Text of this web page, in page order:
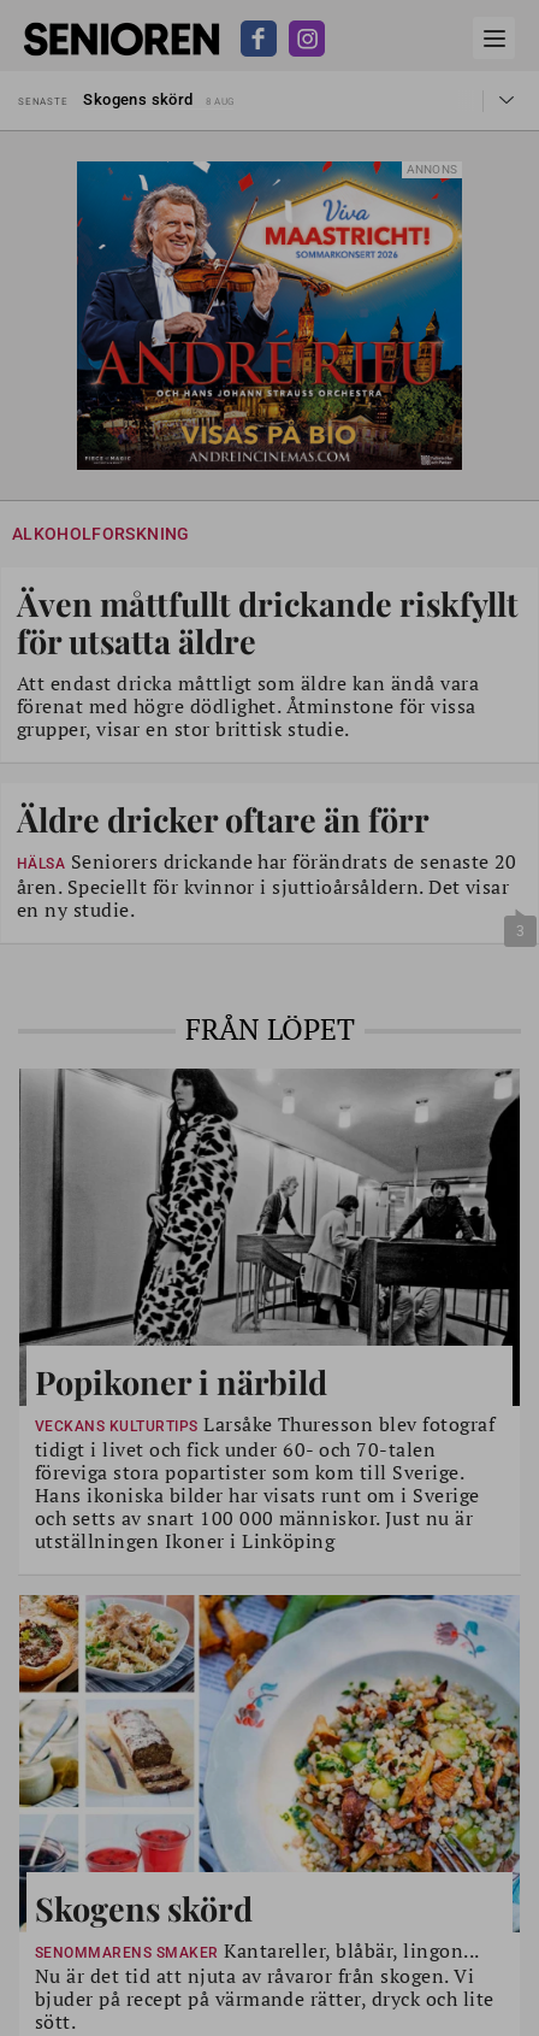
SENASTE
Skogens skörd
8 AUG
Kravet: Nu måste 65-årsgränsen bort
30 JUL
Dom öppnar för rätt till garantipension
30 JUL
Snart kan telefonförsäljning förbjudas i Sverige
Hyror rusar ifrån äldres bostadstillägg
28 JUL
Skogens skörd 8 AUG
ANNONS
ALKOHOLFORSKNING
Även måttfullt drickande riskfyllt
för utsatta äldre
Att endast dricka måttligt som äldre kan ändå vara
förenat med högre dödlighet. Åtminstone för vissa
grupper, visar en stor brittisk studie.
Äldre dricker oftare än förr
HÄLSA Seniorers drickande har förändrats de senaste 20
åren. Speciellt för kvinnor i sjuttioårsåldern. Det visar
en ny studie.
3
FRÅN LÖPET
Popikoner i närbild
VECKANS KULTURTIPS Larsåke Thuresson blev fotograf
tidigt i livet och fick under 60- och 70-talen
föreviga stora popartister som kom till Sverige.
Hans ikoniska bilder har visats runt om i Sverige
och setts av snart 100 000 människor. Just nu är
utställningen Ikoner i Linköping
Skogens skörd
SENOMMARENS SMAKER Kantareller, blåbär, lingon...
Nu är det tid att njuta av råvaror från skogen. Vi
bjuder på recept på värmande rätter, dryck och lite
sött.